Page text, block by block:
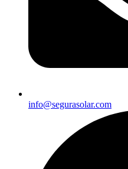
info@segurasolar.com